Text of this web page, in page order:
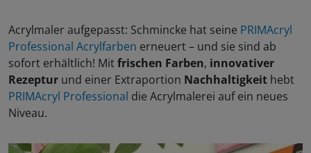
Acrylmaler aufgepasst: Schmincke hat seine PRIMAcryl
Professional Acrylfarben erneuert – und sie sind ab
sofort erhältlich! Mitfrischen Farben, innovativer
Rezeptur und einer Extraportion Nachhaltigkeit hebt
PRIMAcryl Professional die Acrylmalerei auf ein neues
Niveau.